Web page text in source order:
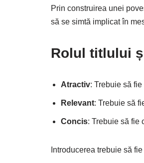
Prin construirea unei
să se simtă implicat în
Rolul titlului
Atractiv: Trebuie să
Relevant: Trebuie să
Concis: Trebuie să fie
Introducerea trebuie să